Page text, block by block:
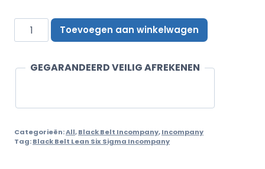
Black
Belt
Six
aantal
Toevoegen aan winkelwagen
GEGARANDEERD VEILIG AFREKENEN
Categorieën:All,Black Belt Incompany,Incompany
Tag:Black Belt Lean Six Sigma Incompany